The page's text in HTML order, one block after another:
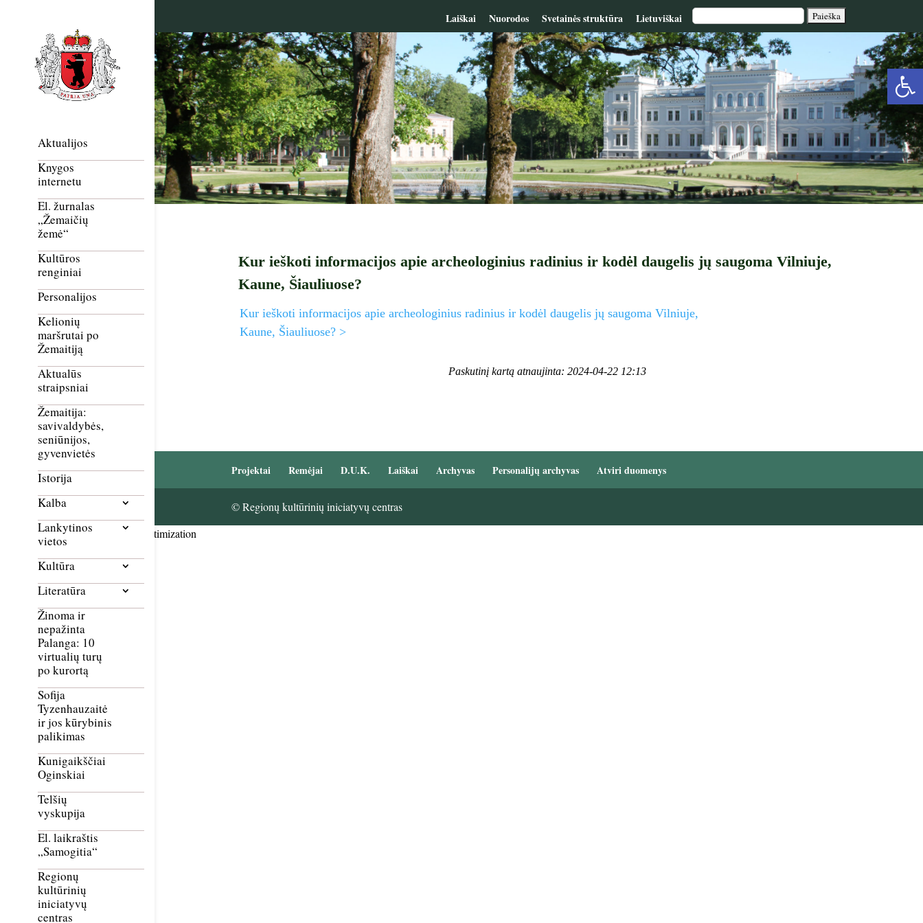
Laiškai Nuorodos Svetainės struktūra Lietuviškai
Aktualijos
Knygos
internetu
El. žurnalas
„Žemaičių
žemė“
Kultūros
renginiai
Personalijos
Kelionių
maršrutai po
Žemaitiją
Aktualūs
straipsniai
Žemaitija:
savivaldybės,
seniūnijos,
gyvenvietės
Istorija
Kalba
Lankytinos
vietos
Kultūra
Literatūra
Žinoma ir
nepažinta
Palanga: 10
virtualių turų
po kurortą
Sofija
Tyzenhauzaitė
ir jos kūrybinis
palikimas
Kunigaikščiai
Oginskiai
Telšių
vyskupija
El. laikraštis
„Samogitia“
Regionų
kultūrinių
iniciatyvų
centras
Kur ieškoti informacijos apie archeologinius radinius ir kodėl daugelis jų saugoma Vilniuje,
Kaune, Šiauliuose?
Kur ieškoti informacijos apie archeologinius radinius ir kodėl daugelis jų saugoma Vilniuje,
Kaune, Šiauliuose? >
Paskutinį kartą atnaujinta: 2024-04-22 12:13
Projektai Remėjai D.U.K. Laiškai Archyvas Personalijų archyvas Atviri duomenys
© Regionų kultūrinių iniciatyvų centras
Smush Image Compression and Optimization